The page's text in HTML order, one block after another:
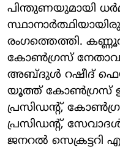
പിന്തുണയുമായി
രംഗത്തെത്തി.
കോണ്‍ഗ്രസ്
അബ്ദുൾ റഷീദ്
യൂത്ത് കോണ്‍ഗ്രസ്
പ്രസിഡന്റ്,
പ്രസിഡന്റ്,
ജനറല്‍ സെക്രട്ടറി